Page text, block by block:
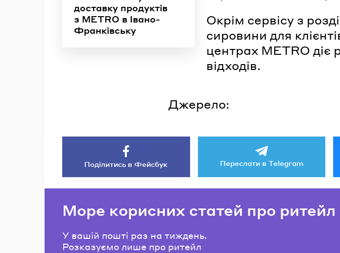
доставку продуктів
з METRO в Івано-
Франківську
Окрім сервісу з
сировини для
центрах МЕТRО діє
відходів.
Джерело:
Поділитись в Фейсбук Переслати в Telegram
Море корисних статей про ритейл
У вашій пошті раз на тиждень.
Розказуємо лише про ритейл